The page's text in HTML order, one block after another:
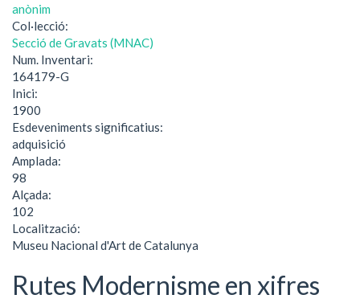
anònim
Col·lecció:
Secció de Gravats (MNAC)
Num. Inventari:
164179-G
Inici:
1900
Esdeveniments significatius:
adquisició
Amplada:
98
Alçada:
102
Localització:
Museu Nacional d'Art de Catalunya
Rutes Modernisme en xifres